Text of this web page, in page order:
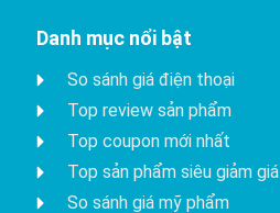
Danh mục nổi bật
So sánh giá điện thoại
Top review sản phẩm
Top coupon mới nhất
Top sản phẩm siêu giảm giá
So sánh giá mỹ phẩm